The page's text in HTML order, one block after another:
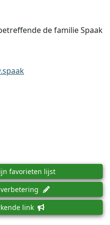
de familie Spaak
favorieten lijst
link